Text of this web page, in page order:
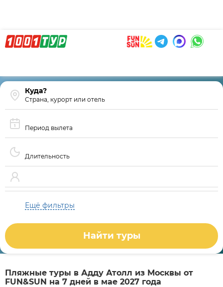
Страна, курорт или отель
Период вылета
Длительность
Ещё фильтры
Найти туры
Пляжные туры в Адду Атолл из Москвы от
FUN&SUN на 7 дней в мае 2027 года